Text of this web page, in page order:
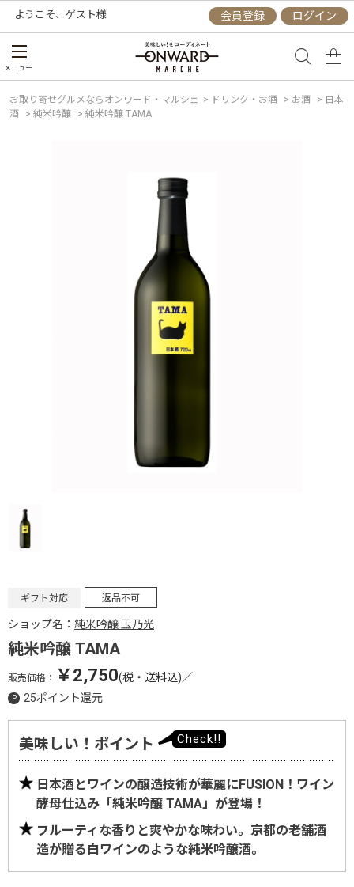
ようこそ、 ゲスト様 会員登録 ログイン
メニュー
お取り寄せグルメならオンワード・マルシェ > ドリンク・お酒 > お酒 > 日本
酒
> 純米吟醸 > 純米吟醸 TAMA
ギフト対応 返品不可
ショップ名： 純米吟醸 玉乃光
純米吟醸 TAMA
販売価格： ￥2,750(税・送料込)／
25ポイント還元
美味しい！ポイント
日本酒とワインの醸造技術が華麗にFUSION！ワイン
酵母仕込み「純米吟醸 TAMA」が登場！
フルーティな香りと爽やかな味わい。京都の老舗酒
造が贈る白ワインのような純米吟醸酒。